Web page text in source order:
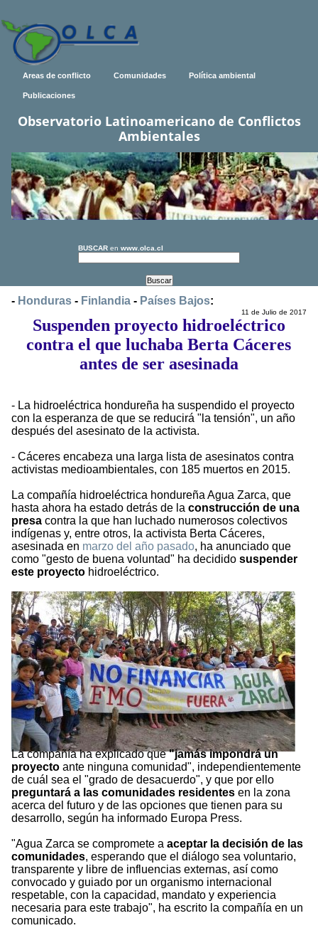
Areas de conflicto Comunidades Política ambiental
Publicaciones
Observatorio Latinoamericano de Conflictos
Ambientales
BUSCAR en www.olca.cl
- Honduras - Finlandia - Países Bajos:
11 de Julio de 2017
Suspenden proyecto hidroeléctrico
contra el que luchaba Berta Cáceres
antes de ser asesinada
- La hidroeléctrica hondureña ha suspendido el proyecto
con la esperanza de que se reducirá "la tensión", un año
después del asesinato de la activista.
- Cáceres encabeza una larga lista de asesinatos contra
activistas medioambientales, con 185 muertos en 2015.
La compañía hidroeléctrica hondureña Agua Zarca, que
hasta ahora ha estado detrás de la construcción de una
presa contra la que han luchado numerosos colectivos
indígenas y, entre otros, la activista Berta Cáceres,
asesinada en marzo del año pasado, ha anunciado que
como "gesto de buena voluntad" ha decidido suspender
este proyecto hidroeléctrico.
La compañía ha explicado que"jamás impondrá un
proyecto ante ninguna comunidad", independientemente
de cuál sea el "grado de desacuerdo", y que por ello
preguntará a las comunidades residentes en la zona
acerca del futuro y de las opciones que tienen para su
desarrollo, según ha informado Europa Press.
"Agua Zarca se compromete a aceptar la decisión de las
comunidades, esperando que el diálogo sea voluntario,
transparente y libre de influencias externas, así como
convocado y guiado por un organismo internacional
respetable, con la capacidad, mandato y experiencia
necesaria para este trabajo", ha escrito la compañía en un
comunicado.